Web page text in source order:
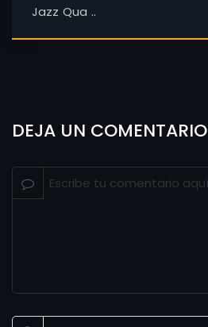
Jazz Qua ..
DEJA UN COMENTARIO